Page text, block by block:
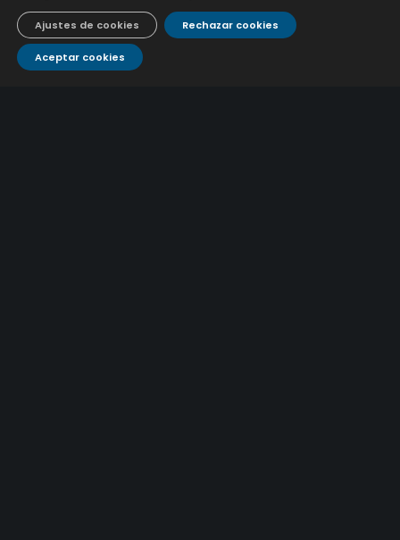
Caracterización ZA Córdoba Red Carrera Caballo-1º
Sem 2026
9 julio, 2026
Aceptar cookies
Rechazar cookies
Ajustes de cookies